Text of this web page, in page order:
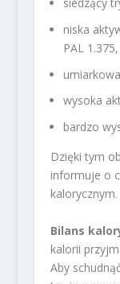
niska
PAL 1.375,
wysoka
bardzo
Dzięki tym
informuje o
kalorycznym.
Bilans
kalorii
Aby